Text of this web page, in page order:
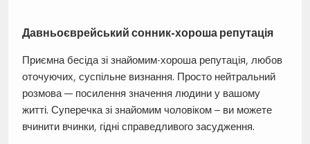
Давньоєврейський сонник-хороша репутація
Приємна бесіда зі знайомим-хороша репутація, любов
оточуючих, суспільне визнання. Просто нейтральний
розмова — посилення значення людини у вашому
житті. Суперечка зі знайомим чоловіком – ви можете
вчинити вчинки, гідні справедливого засудження.